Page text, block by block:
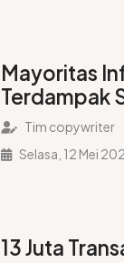
Mayoritas
Terdampak
Berfungsi,
Logistik
Tim copywriter
Selasa, 12 Mei
13 Juta